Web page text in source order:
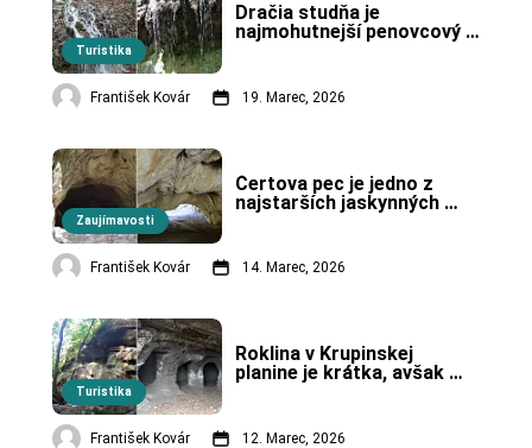
Turistika
Dračia studňa je
najmohutnejší penovcový
prekrásnymi vodopádmi.
František Kovár 19. Marec, 2026
Zaujímavosti
Čertova pec je jedno z
najstarších jaskynných
František Kovár 14. Marec, 2026
Turistika
Roklina v Krupinskej
planine je krátka, avšak
František Kovár 12. Marec, 2026